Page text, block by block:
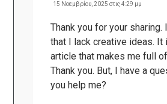
15 Νοεμβρίου, 2025 στις 4:29 μμ
Thank you for your sharing.
that I lack creative ideas. It
article that makes me full
Thank you. But, I have a
you help me?